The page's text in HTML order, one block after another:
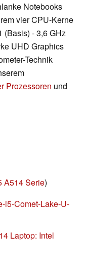
Notebooks
vier CPU-Kerne
(Basis) - 3,6 GHz
UHD Graphics
Technik
Prozessoren und
A514 Serie)
i5-Comet-Lake-U-
Laptop: Intel